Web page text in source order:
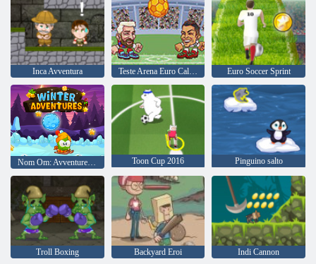
Inca Avventura Teste Arena Euro Calcio Euro Soccer Sprint
Toon Cup 2016 Pinguino salto
Troll Boxing Backyard Eroi Indi Cannon